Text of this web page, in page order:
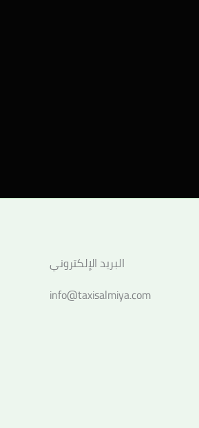
البريد الإلكتروني
info@taxisalmiya.com